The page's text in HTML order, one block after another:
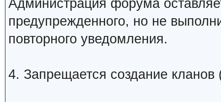
Администрация форума
предупрежденного, но не
повторного уведомления.
4. Запрещается создание